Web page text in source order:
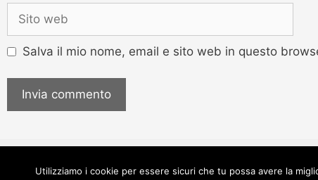
Salva il mio nome, email e sito web in questo
Utilizziamo i cookie per essere sicuri che tu possa avere la